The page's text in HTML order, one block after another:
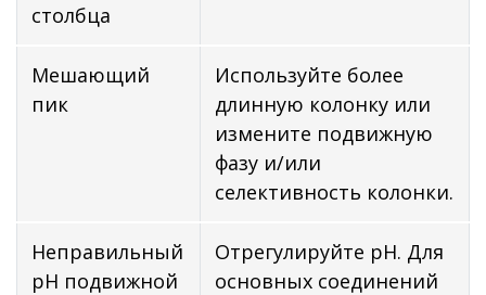
столбца
Мешающий
пик
Используйте более
длинную колонку или
измените подвижную
фазу и/или
селективность колонки.
Неправильный
рН подвижной
Отрегулируйте рН. Для
основных соединений